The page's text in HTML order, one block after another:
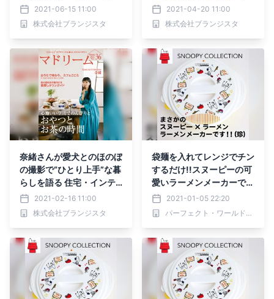
テリア電子雑誌『マドリー
ム』Vol.38公開
2021-06-15 11:00
株式会社ブランジスタ
ンテリア電子雑誌『マドリ
ーム』Vol.37公開
2021-04-20 11:00
株式会社ブランジスタ
奈緒さんが愛犬とのほのぼ
の撮影で“ひとり上手”な暮
らしを語る 住宅・インテ
リア電子雑誌『マドリー
ム』Vol.36公開
2021-02-16 11:00
株式会社ブランジスタ
袋麺を入れてレンジでチン
するだけ!!スヌーピーの可
愛いラーメンメーカーで生
活を便利に♪♪
2021-01-05 22:20
パーフェクト・ワールド株式会社